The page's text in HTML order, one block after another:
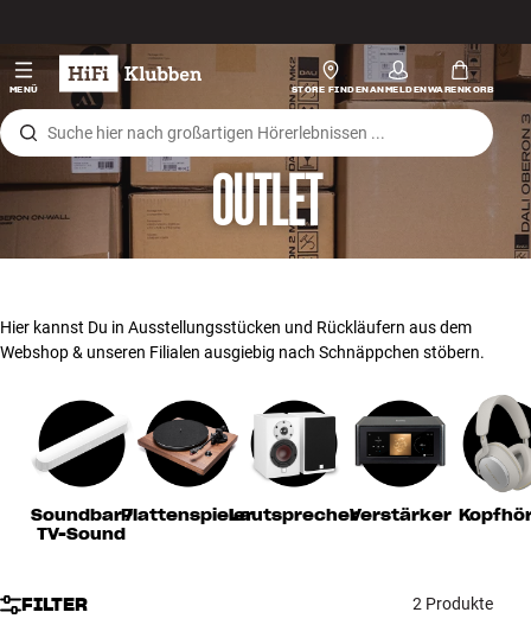
MENÜ STORE FINDENANMELDENWARENKORB
Hi-Fi
Lautsprecher
Plattenspieler
Kopfhörer
Surround
Systeme
Kabel
INSPIRATION
OUTLET
Hier kannst Du in Ausstellungsstücken und Rückläufern aus dem
Webshop & unseren Filialen ausgiebig nach Schnäppchen stöbern.
Soundbar /
TV-Sound
PlattenspielerLautsprecherVerstärker
FILTER 2 Produkte